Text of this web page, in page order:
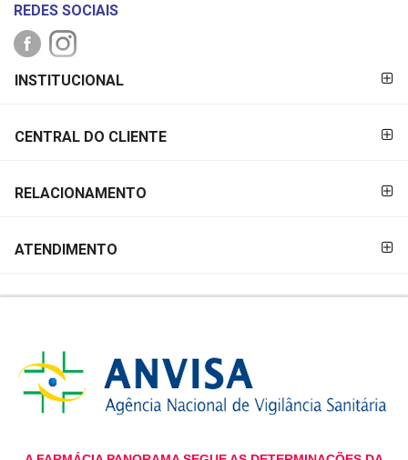
REDES SOCIAIS
PAGAMENTO
INSTITUCIONAL
CENTRAL DO CLIENTE
RELACIONAMENTO
ATENDIMENTO